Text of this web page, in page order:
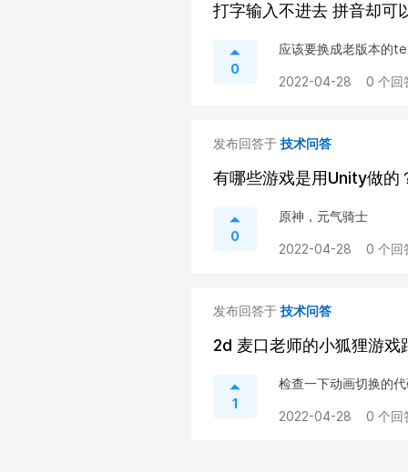
打字输入不进去 拼音却可
0
应该要换成老版本的
2022-04-28 0 个回
发布回答于 技术问答
有哪些游戏是用Unity做的
0
原神，元气骑士
2022-04-28 0 个回
发布回答于 技术问答
2d 麦口老师的小狐狸游
1
检查一下动画切换的
2022-04-28 0 个回